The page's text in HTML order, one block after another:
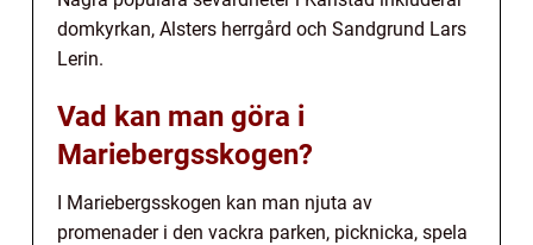
domkyrkan, Alsters herrgård och Sandgrund Lars
Lerin.
Vad kan man göra i
Mariebergsskogen?
I Mariebergsskogen kan man njuta av
promenader i den vackra parken, picknicka, spela